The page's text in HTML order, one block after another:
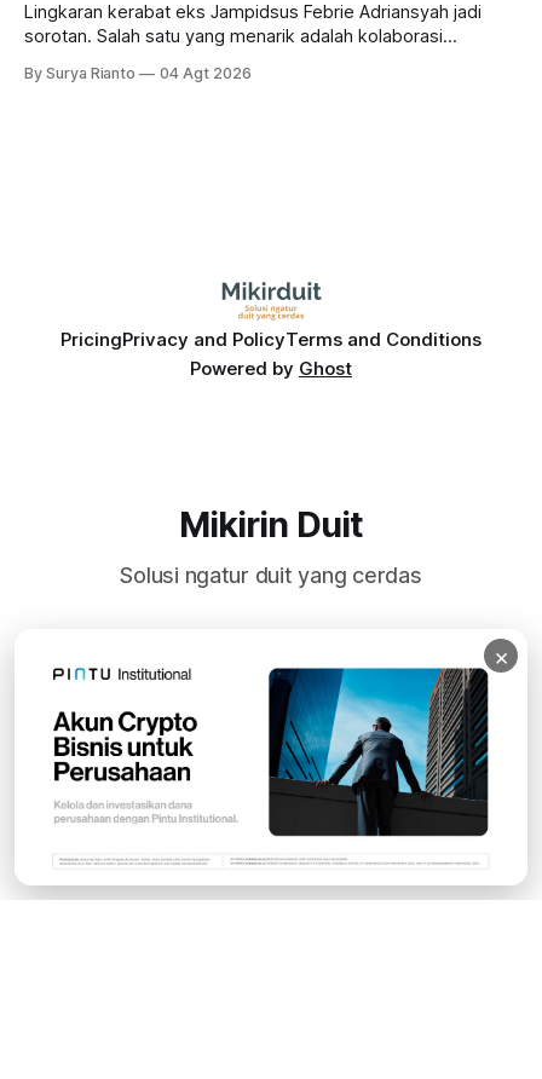
Lingkaran kerabat eks Jampidsus Febrie Adriansyah jadi
sorotan. Salah satu yang menarik adalah kolaborasi
Bagaimana hubungannya?
By Surya Rianto 04 Agt 2026
PricingPrivacy and PolicyTerms and Conditions
Powered by Ghost
Mikirin Duit
Solusi ngatur duit yang cerdas
Subscribe
×